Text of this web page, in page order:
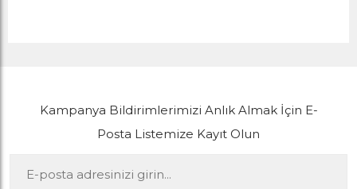
Kampanya Bildirimlerimizi Anlık Almak İçin E-
Posta Listemize Kayıt Olun